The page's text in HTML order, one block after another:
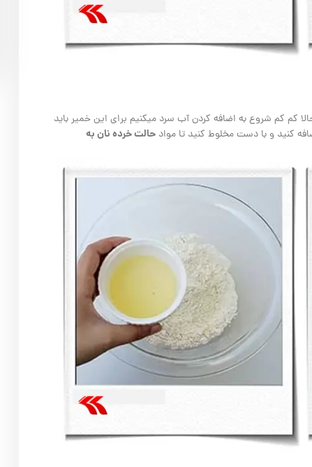
کم کم شروع به اضافه کردن آب سرد میکنیم برای این خمیر باید
کنید و با دست مخلوط کنید تا مواد حالت خرده نان به